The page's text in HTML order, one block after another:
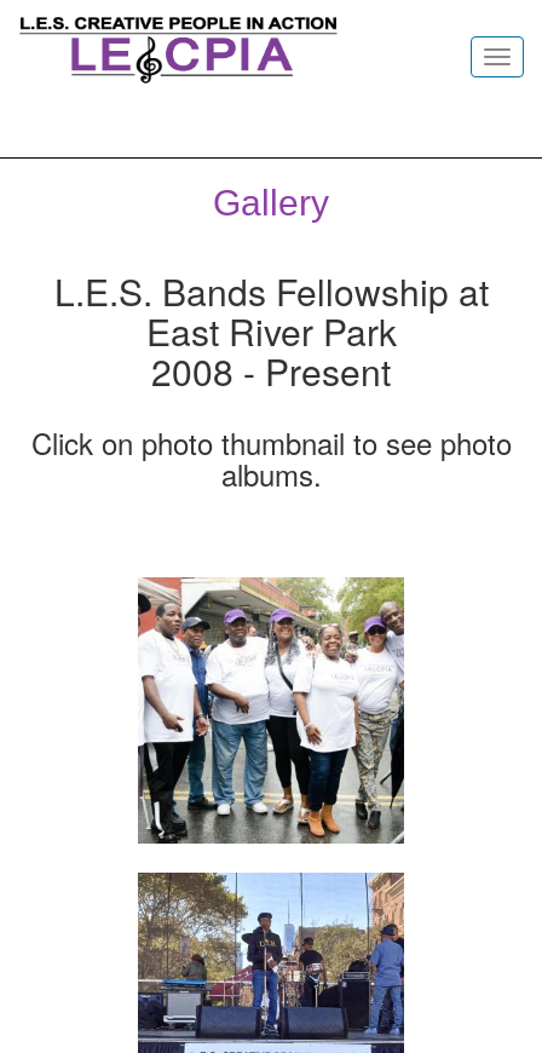
Gallery
L.E.S. Bands Fellowship at
East River Park
2008 - Present
Click on photo thumbnail to see photo
albums.